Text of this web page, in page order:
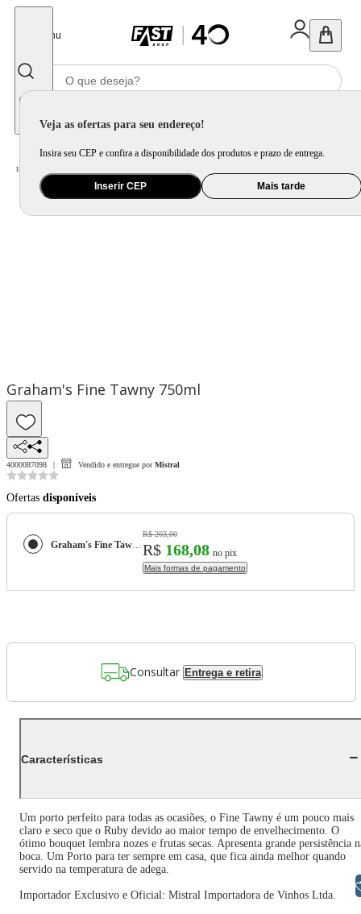
Menu
Veja as ofertas para seu endereço!
Insira seu CEP e confira a disponibilidade dos produtos e prazo de entrega.
Inserir CEP Mais tarde
Home
Graham's Fine Tawny 750ml
4000087098 Vendido e entregue por Mistral
Ofertas disponíveis
Graham's Fine Tawny 750ml
R$ 203,00
R$ 168,08 no pix
Mais formas de pagamento
Consultar Entrega e retira
Características
Um porto perfeito para todas as ocasiões, o Fine Tawny é um pouco mais
claro e seco que o Ruby devido ao maior tempo de envelhecimento. O
ótimo bouquet lembra nozes e frutas secas. Apresenta grande persistência
boca. Um Porto para ter sempre em casa, que fica ainda melhor quando
servido na temperatura de adega.
Importador Exclusivo e Oficial: Mistral Importadora de Vinhos Ltda.